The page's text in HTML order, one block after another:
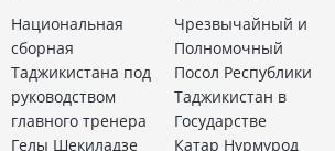
Национальная
сборная
Таджикистана под
руководством
главного тренера
Гелы Шекиладзе
Чрезвычайный и
Полномочный
Посол Республики
Таджикистан в
Государстве
Катар Нурмурод